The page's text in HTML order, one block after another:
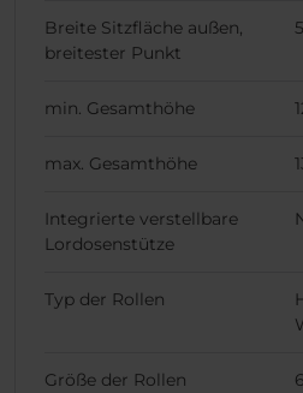
Breite Sitzfläche außen,
breitester Punkt
min. Gesamthöhe
max. Gesamthöhe
Integrierte verstellbare
Lordosenstütze
Typ der Rollen
Größe der Rollen